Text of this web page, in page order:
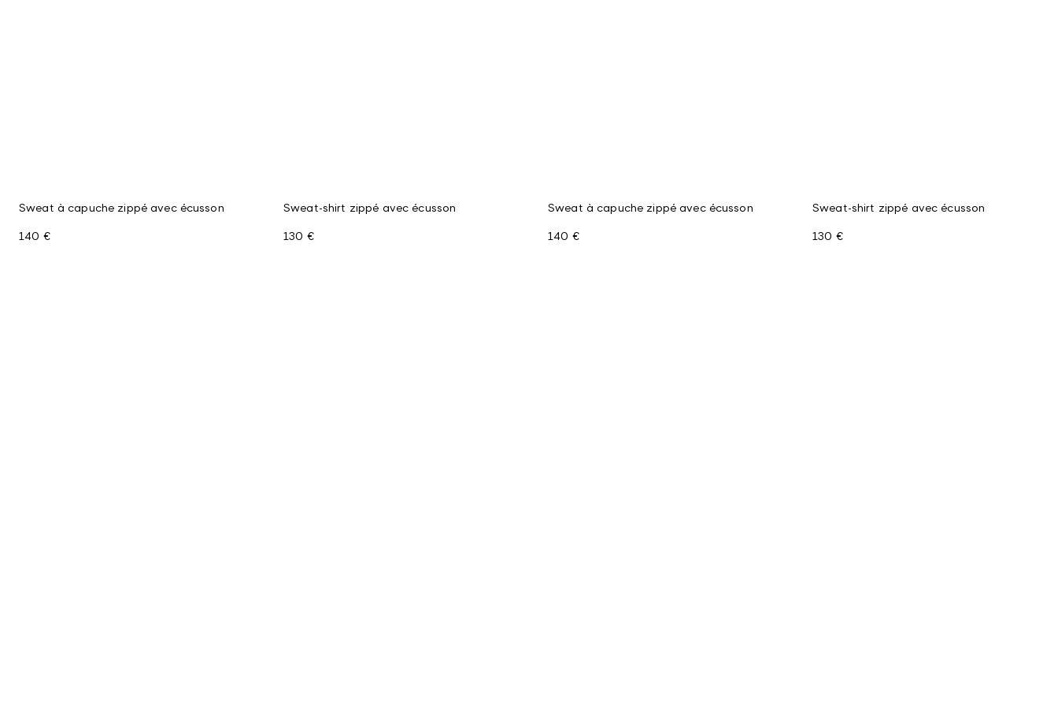
Sweat à capuche zippé avec écusson
140 €
Sweat-shirt zippé avec écusson
130 €
Sweat à capuche zippé avec écusson
140 €
Sweat-shirt zippé avec écusson
130 €